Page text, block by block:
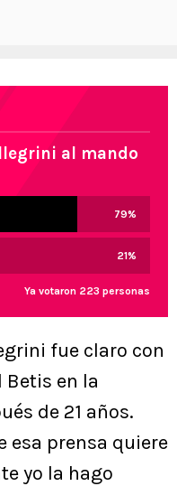
al mando
79%
21%
Ya votaron 223 personas
fue claro con
en la
de 21 años.
esa prensa quiere
yo la hago